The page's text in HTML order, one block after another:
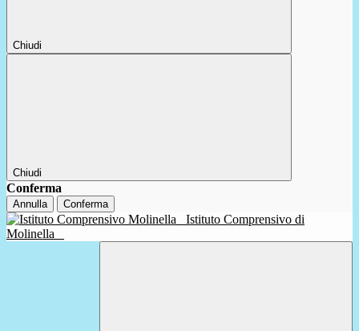
Chiudi
Chiudi
Conferma
Annulla Conferma
Istituto Comprensivo di
Molinella